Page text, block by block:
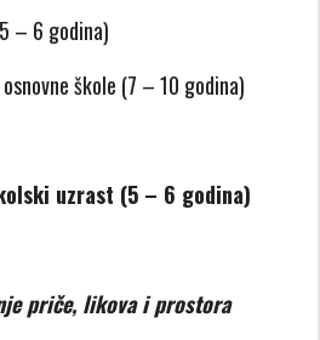
– 6 godina)
škole (7 – 10 godina)
uzrast (5 – 6 godina)
priče, likova i prostora